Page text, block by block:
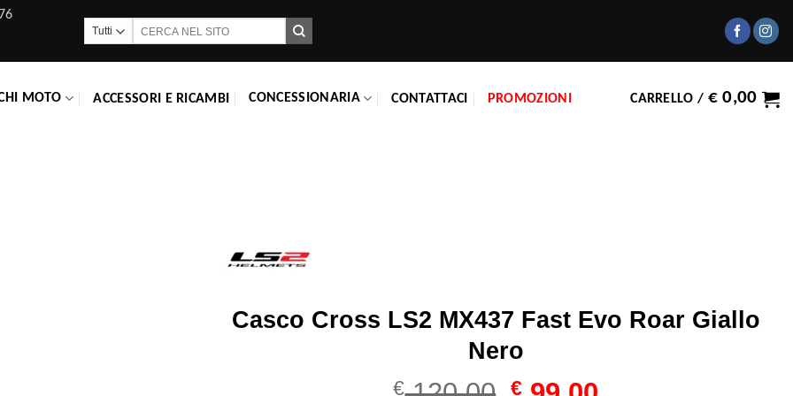
MOTO ACCESSORI E RICAMBI CONCESSIONARIA CONTATTACI PROMOZIONI CARRELLO / € 0,00
Casco Cross LS2 MX437 Fast Evo Roar Giallo
Nero
€
Il
€
Il